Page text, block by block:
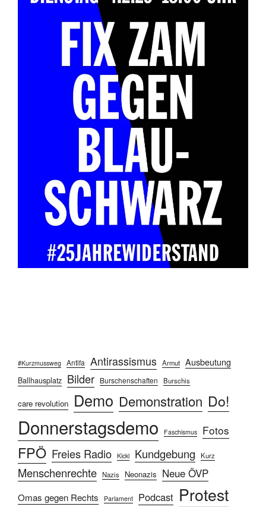
#Kurzmussweg Antifa Antirassismus Armut Ausbeutung
Ballhausplatz Bilder Burschenschaften Burschis
care revolution Demo Demonstration Do!
Donnerstagsdemo Faschismus Fotos
FPÖ Freies Radio Kickl Kundgebung Kurz
Menschenrechte Nazis Neonazis Neue ÖVP
Omas gegen Rechts Parlament Podcast Protest